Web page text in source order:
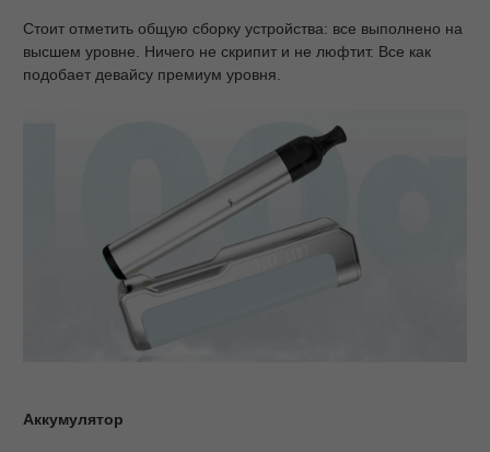
Стоит отметить общую сборку устройства: все выполнено на
высшем уровне. Ничего не скрипит и не люфтит. Все как
подобает девайсу премиум уровня.
Аккумулятор